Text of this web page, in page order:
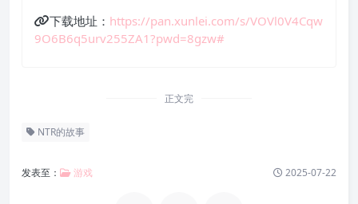
下载地址： https://pan.xunlei.com/s/VOVl0V4Cqw
9O6B6q5urv255ZA1?pwd=8gzw#
正文完
NTR的故事
发表至： 游戏 2025-07-22